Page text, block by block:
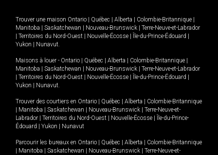
Trouver une maison Ontario Québec Alberta Colombie-Britannique
Manitoba
Saskatchewan Nouveau-Brunswick
Terre-Neuve-et-Labrador
Territoires du Nord-Ouest Nouvelle-Écosse Île-du-Prince-Édouard
Yukon
Nunavut.
Maisons à louer - Ontario Québec Alberta Colombie-Britannique
Manitoba
Saskatchewan Nouveau-Brunswick
Terre-Neuve-et-Labrador
Territoires du Nord-Ouest Nouvelle-Écosse Île-du-Prince-Édouard
Yukon
Nunavut.
Trouver des courtiers en Ontario Québec Alberta
Colombie-Britannique
Manitoba Saskatchewan Nouveau-Brunswick
Terre-Neuve-et-
Labrador
Territoires du Nord-Ouest Nouvelle-Écosse
Île-du-Prince-
Édouard
Yukon Nunavut
Parcourir les bureaux en Ontario Québec Alberta
Colombie-Britannique
Manitoba Saskatchewan Nouveau-Brunswick
Terre-Neuve-et-